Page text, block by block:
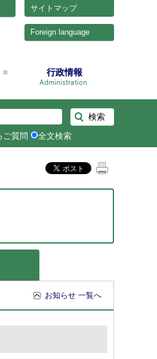
サイトマップ
Foreign language
行政情報
ご質問 全文検索
お知らせ 一覧へ